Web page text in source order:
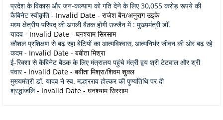
प्रदेश के विकास और जन-कल्याण को गति देने के लिए 30,055 करोड़ रूपये की
कैबिनेट स्वीकृति - Invalid Date - राजेश बैन/अनुराग उइके
मध्य क्षेत्रीय परिषद् की अगली बैठक होगी उज्जैन में : मुख्यमंत्री डॉ.
यादव - Invalid Date - घनश्याम सिरसाम
कौशल प्रशिक्षण से बढ़ रहा बेटियों का आत्मविश्वास, आत्मनिर्भर जीवन की ओर बढ़ रहे
कदम- Invalid Date - बबीता मिश्रा
ई-रिक्शा से कैबिनेट बैठक के लिए मंत्रालय पहुंचे मंत्री द्वय श्री टेटवाल और श्री
पंवार- Invalid Date - बबीता मिश्रा/शिवम शुक्ल
मुख्यमंत्री डॉ. यादव ने स्व. मल्हारराव होल्कर की पुण्यतिथि पर दी
श्रद्धांजलि- Invalid Date - घनश्याम सिरसाम